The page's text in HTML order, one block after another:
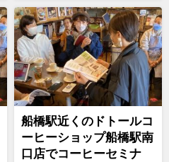
船橋駅近くのドトールコ
ーヒーショップ船橋駅南
口店でコーヒーセミナ